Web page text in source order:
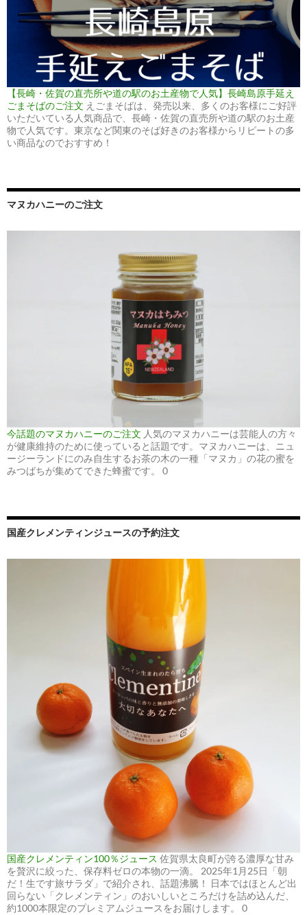
【長崎・佐賀の直売所や道の駅のお土産物で人気】長崎島原手延え
ごまそばのご注文 えごまそばは、発売以来、多くのお客様にご好評
いただいている人気商品で、長崎・佐賀の直売所や道の駅のお土産
物で人気です。東京など関東のそば好きのお客様からリピートの多
い商品なのでおすすめ！
マヌカハニーのご注文
今話題のマヌカハニーのご注文 人気のマヌカハニーは芸能人の方々
が健康維持のために使っていると話題です。マヌカハニーは、ニュ
ージーランドにのみ自生するお茶の木の一種「マヌカ」の花の蜜を
みつばちが集めてできた蜂蜜です。 0
国産クレメンティンジュースの予約注文
国産クレメンティン100％ジュース 佐賀県太良町が誇る濃厚な甘み
を贅沢に絞った、保存料ゼロの本物の一滴。 2025年1月25日「朝
だ！生です旅サラダ」で紹介され、話題沸騰！ 日本ではほとんど出
回らない「クレメンティン」のおいしいところだけを詰め込んだ、
約1000本限定のプレミアムジュースをお届けします。 0